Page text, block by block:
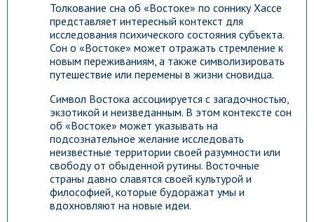
Толкование сна об «Востоке» по соннику Хассе
представляет интересный контекст для
исследования психического состояния субъекта.
Сон о «Востоке» может отражать стремление к
новым переживаниям, а также символизировать
путешествие или перемены в жизни сновидца.
Символ Востока ассоциируется с загадочностью,
экзотикой и неизведанным. В этом контексте сон
об «Востоке» может указывать на
подсознательное желание исследовать
неизвестные территории своей разумности или
свободу от обыденной рутины. Восточные
страны давно славятся своей культурой и
философией, которые будоражат умы и
вдохновляют на новые идеи.